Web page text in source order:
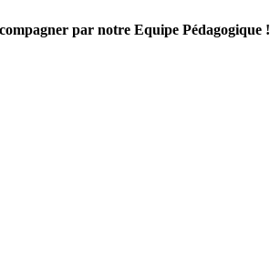
par notre Equipe Pédagogique !